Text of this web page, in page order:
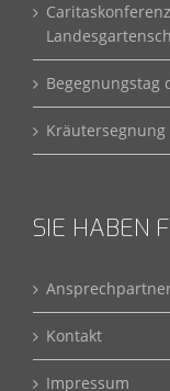
Begegnungstag
SIE HABEN
Kontakt
Impressum